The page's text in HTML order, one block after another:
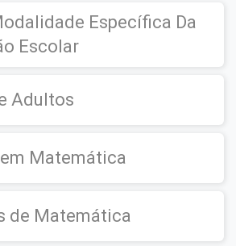
Específica Da
Escolar
Adultos
Matemática
de Matemática